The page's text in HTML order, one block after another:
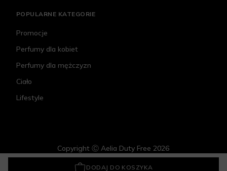
DODAJ DO KOSZYKA
POPULARNE KATEGORIE
Promocje
Perfumy dla kobiet
Perfumy dla mężczyzn
Ciało
Lifestyle
Copyright Ⓒ Aelia Duty Free 2026